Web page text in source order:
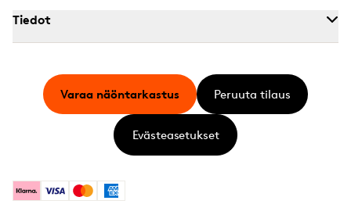
Tiedot
KlarnaVisa MastercardAmerican Express
Varaa näöntarkastus Peruuta tilaus
Evästeasetukset